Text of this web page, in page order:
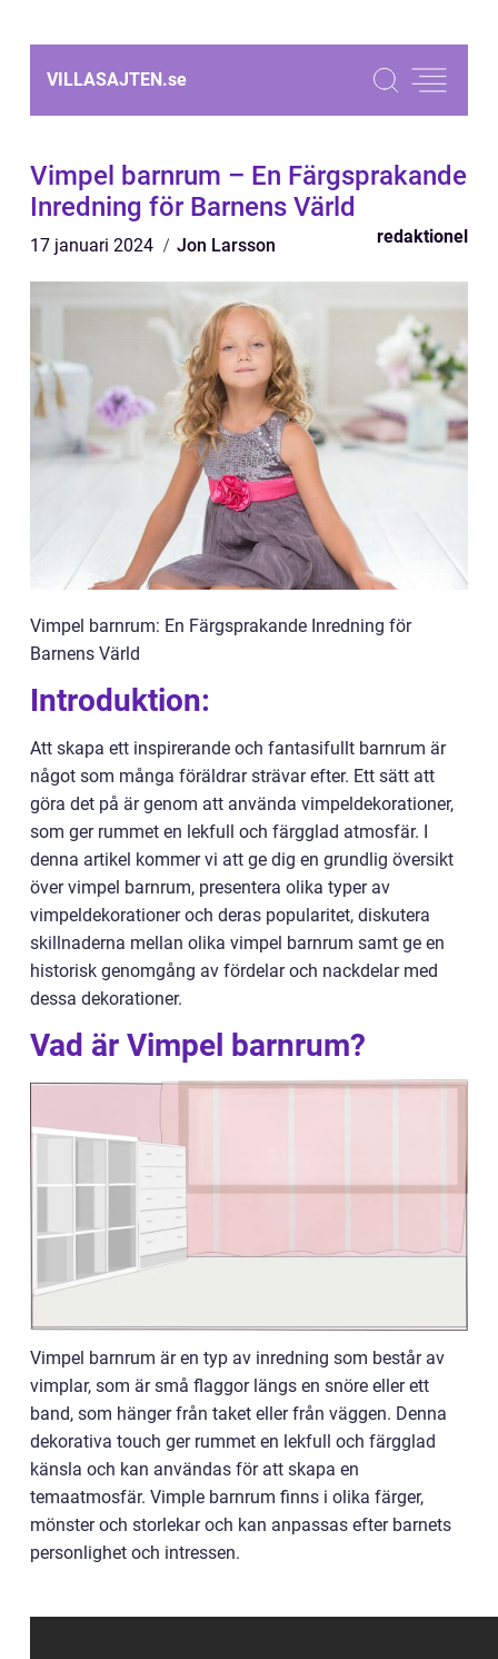
VILLASAJTEN.se
Vimpel barnrum – En Färgsprakande
Inredning för Barnens Värld
17 januari 2024 Jon Larsson redaktionel
Vimpel barnrum: En Färgsprakande Inredning för
Barnens Värld
Introduktion:
Att skapa ett inspirerande och fantasifullt barnrum är
något som många föräldrar strävar efter. Ett sätt att
göra det på är genom att använda vimpeldekorationer,
som ger rummet en lekfull och färgglad atmosfär. I
denna artikel kommer vi att ge dig en grundlig översikt
över vimpel barnrum, presentera olika typer av
vimpeldekorationer och deras popularitet, diskutera
skillnaderna mellan olika vimpel barnrum samt ge en
historisk genomgång av fördelar och nackdelar med
dessa dekorationer.
Vad är Vimpel barnrum?
Vimpel barnrum är en typ av inredning som består av
vimplar, som är små flaggor längs en snöre eller ett
band, som hänger från taket eller från väggen. Denna
dekorativa touch ger rummet en lekfull och färgglad
känsla och kan användas för att skapa en
temaatmosfär. Vimple barnrum finns i olika färger,
mönster och storlekar och kan anpassas efter barnets
personlighet och intressen.